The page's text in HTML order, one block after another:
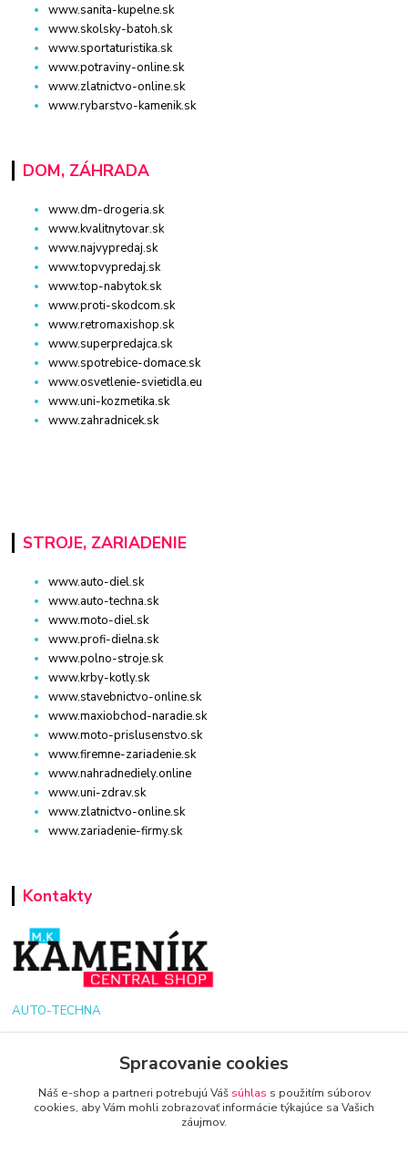
www.sanita-kupelne.sk
www.skolsky-batoh.sk
www.sportaturistika.sk
www.potraviny-online.sk
www.zlatnictvo-online.sk
www.rybarstvo-kamenik.sk
DOM, ZÁHRADA
www.dm-drogeria.sk
www.kvalitnytovar.sk
www.najvypredaj.sk
www.topvypredaj.sk
www.top-nabytok.sk
www.proti-skodcom.sk
www.retromaxishop.sk
www.superpredajca.sk
www.spotrebice-domace.sk
www.osvetlenie-svietidla.eu
www.uni-kozmetika.sk
www.zahradnicek.sk
STROJE, ZARIADENIE
www.auto-diel.sk
www.auto-techna.sk
www.moto-diel.sk
www.profi-dielna.sk
www.polno-stroje.sk
www.krby-kotly.sk
www.stavebnictvo-online.sk
www.maxiobchod-naradie.sk
www.moto-prislusenstvo.sk
www.firemne-zariadenie.sk
www.nahradnediely.online
www.uni-zdrav.sk
www.zlatnictvo-online.sk
www.zariadenie-firmy.sk
Kontakty
AUTO-TECHNA
+421 940 949 000
info@kamenik.sk
Spracovanie cookies
Náš e-shop a partneri potrebujú Váš súhlas s použitím súborov
cookies, aby Vám mohli zobrazovať informácie týkajúce sa Vašich
záujmov.